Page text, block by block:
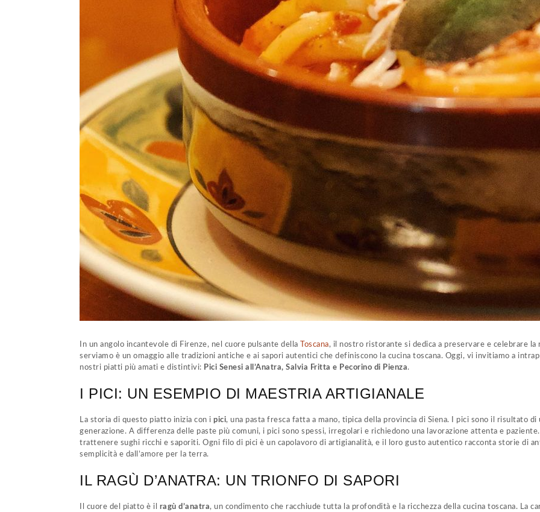
In un angolo incantevole di Firenze, nel cuore pulsante della Toscana, il nostro ristorante si dedica a preservare e celebrare
serviamo è un omaggio alle tradizioni antiche e ai sapori autentici che definiscono la cucina toscana. Oggi, vi invitiamo a
nostri piatti più amati e distintivi: Pici Senesi all’Anatra, Salvia Fritta e Pecorino di Pienza.
I PICI: UN ESEMPIO DI MAESTRIA ARTIGIANALE
La storia di questo piatto inizia con i pici, una pasta fresca fatta a mano, tipica della provincia di Siena. I pici sono il risultato di
generazione. A differenza delle paste più comuni, i pici sono spessi, irregolari e richiedono una lavorazione attenta e
trattenere sughi ricchi e saporiti. Ogni filo di pici è un capolavoro di artigianalità, e il loro gusto autentico racconta storie di
semplicità e dall’amore per la terra.
IL RAGÙ D’ANATRA: UN TRIONFO DI SAPORI
Il cuore del piatto è il ragù d’anatra, un condimento che racchiude tutta la profondità e la ricchezza della cucina toscana. La